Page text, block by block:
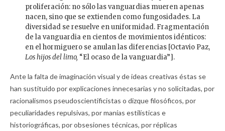
proliferación: no sólo las vanguardias mueren apenas
nacen, sino que se extienden como fungosidades. La
diversidad se resuelve en uniformidad. Fragmentación
de la vanguardia en cientos de movimientos idénticos:
en el hormiguero se anulan las diferencias [Octavio Paz,
Los hijos del limo, “El ocaso de la vanguardia”].
Ante la falta de imaginación visual y de ideas creativas éstas se
han sustituido por explicaciones innecesarias y no solicitadas, por
racionalismos pseudoscientificistas o dizque filosóficos, por
peculiaridades repulsivas, por manías estilísticas e
historiográficas, por obsesiones técnicas, por réplicas